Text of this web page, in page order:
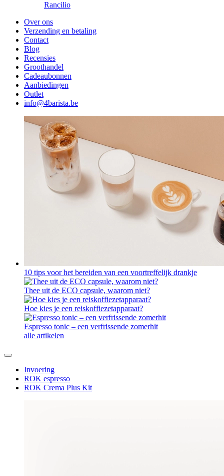
Rancilio
Over ons
Verzending en betaling
Contact
Blog
Recensies
Groothandel
Cadeaubonnen
Aanbiedingen
Outlet
info@4barista.be
10 tips voor het bereiden van een voortreffelijk drankje
Thee uit de ECO capsule, waarom niet?
Hoe kies je een reiskoffiezetapparaat?
Espresso tonic – een verfrissende zomerhit
alle artikelen
Invoering
ROK espresso
ROK Crema Plus Kit